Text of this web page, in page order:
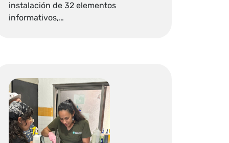
instalación de 32 elementos
informativos,…